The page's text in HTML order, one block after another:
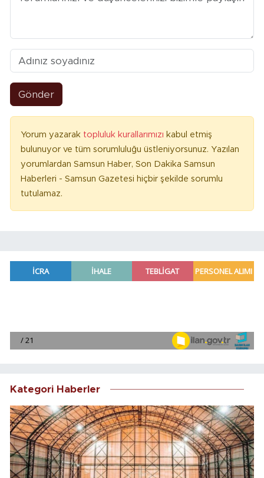
Gönder
Yorum yazarak topluluk kurallarımızı kabul etmiş
bulunuyor ve tüm sorumluluğu üstleniyorsunuz. Yazılan
yorumlardan Samsun Haber, Son Dakika Samsun
Haberleri - Samsun Gazetesi hiçbir şekilde sorumlu
tutulamaz.
Kategori Haberler